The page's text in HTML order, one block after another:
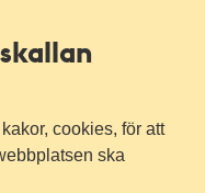
cookies, för att
ska